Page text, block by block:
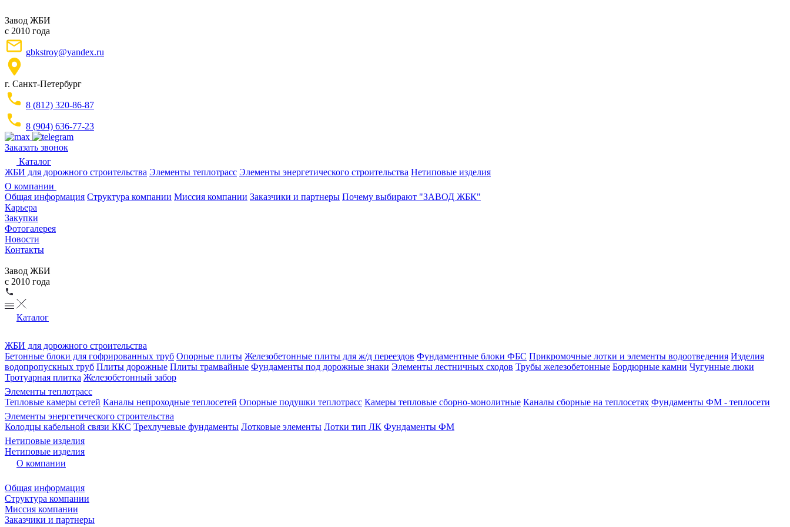
Завод ЖБИ
с 2010 года
gbkstroy@yandex.ru
г. Санкт-Петербург
8 (812) 320-86-87
8 (904) 636-77-23
Заказать звонок
Каталог
ЖБИ для дорожного строительства Элементы теплотрасс Элементы энергетического строительства Нетиповые изделия
О компании
Общая информация Структура компании Миссия компании Заказчики и партнеры Почему выбирают "ЗАВОД ЖБК"
Карьера
Закупки
Фотогалерея
Новости
Контакты
Завод ЖБИ
с 2010 года
Каталог
ЖБИ для дорожного строительства
Бетонные блоки для гофрированных труб Опорные плиты Железобетонные плиты для ж/д переездов Фундаментные блоки ФБС Прикромочные лотки и элементы водоотведения Изделия
водопропускных труб Плиты дорожные Плиты трамвайные Фундаменты под дорожные знаки Элементы лестничных сходов Трубы железобетонные Бордюрные камни Чугунные люки
Тротуарная плитка Железобетонный забор
Элементы теплотрасс
Тепловые камеры сетей Каналы непроходные теплосетей Опорные подушки теплотрасс Камеры тепловые сборно-монолитные Каналы сборные на теплосетях Фундаменты ФМ - теплосети
Элементы энергетического строительства
Колодцы кабельной связи ККС Трехлучевые фундаменты Лотковые элементы Лотки тип ЛК Фундаменты ФМ
Нетиповые изделия
Нетиповые изделия
О компании
Общая информация
Структура компании
Миссия компании
Заказчики и партнеры